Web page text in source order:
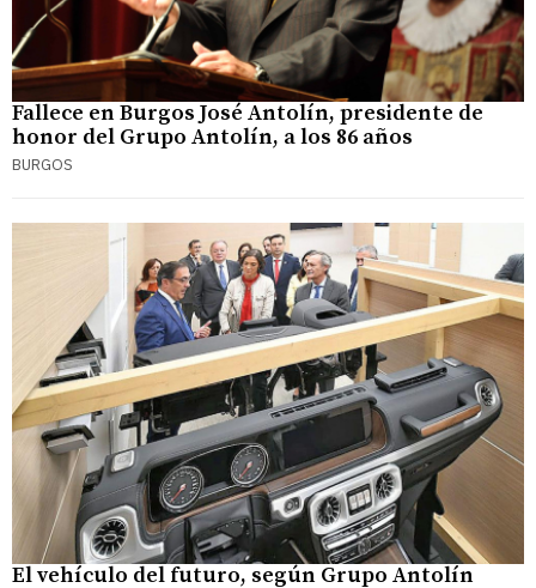
Fallece en Burgos José Antolín, presidente de
honor del Grupo Antolín, a los 86 años
BURGOS
El vehículo del futuro, según Grupo Antolín